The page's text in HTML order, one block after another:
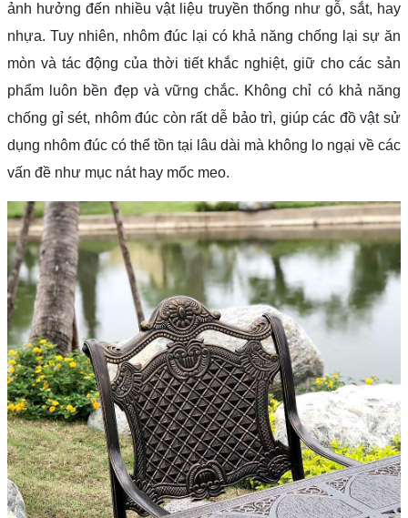
ảnh hưởng đến nhiều vật liệu truyền thống như gỗ, sắt, hay
nhựa. Tuy nhiên, nhôm đúc lại có khả năng chống lại sự ăn
mòn và tác động của thời tiết khắc nghiệt, giữ cho các sản
phẩm luôn bền đẹp và vững chắc. Không chỉ có khả năng
chống gỉ sét, nhôm đúc còn rất dễ bảo trì, giúp các đồ vật sử
dụng nhôm đúc có thể tồn tại lâu dài mà không lo ngại về các
vấn đề như mục nát hay mốc meo.